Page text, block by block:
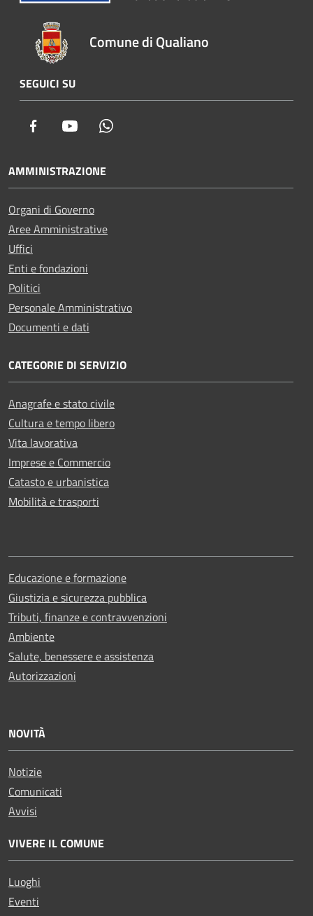
Comune di Qualiano
SEGUICI SU
Facebook Youtube
AMMINISTRAZIONE
Organi di Governo
Aree Amministrative
Uffici
Enti e fondazioni
Politici
Personale Amministrativo
Documenti e dati
CATEGORIE DI SERVIZIO
Anagrafe e stato civile
Cultura e tempo libero
Vita lavorativa
Imprese e Commercio
Catasto e urbanistica
Mobilità e trasporti
Educazione e formazione
Giustizia e sicurezza pubblica
Tributi, finanze e contravvenzioni
Ambiente
Salute, benessere e assistenza
Autorizzazioni
NOVITÀ
Notizie
Comunicati
Avvisi
VIVERE IL COMUNE
Luoghi
Eventi